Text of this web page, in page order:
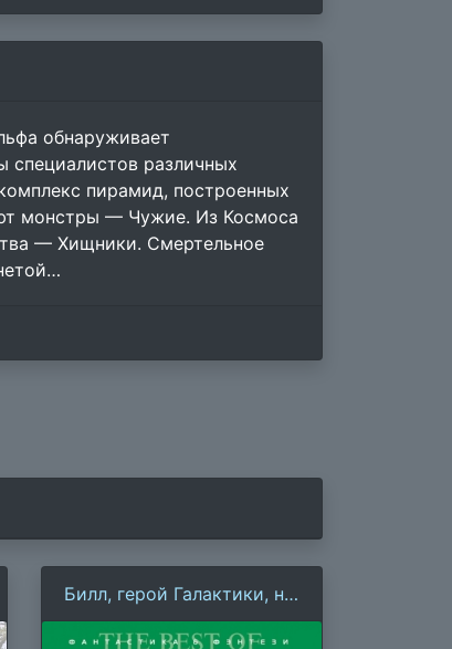
обнаруживает
специалистов различных
пирамид, построенных
монстры — Чужие. Из Космоса
— Хищники. Смертельное
Билл, герой Галактики, на
планете закупоренных